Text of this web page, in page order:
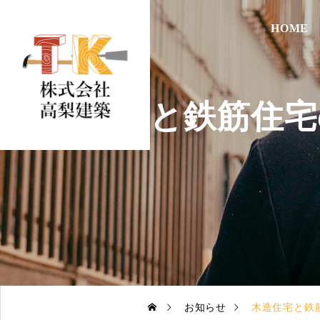
HOME
木造住宅と鉄筋住
お知らせ 木造住宅と鉄